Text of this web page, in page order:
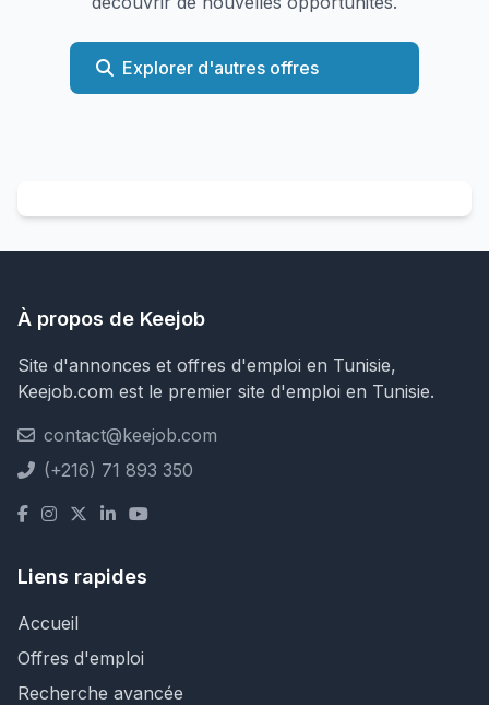
Explorer d'autres offres
À propos de Keejob
Site d'annonces et offres d'emploi en Tunisie,
Keejob.com est le premier site d'emploi en Tunisie.
contact@keejob.com
(+216) 71 893 350
Liens rapides
Accueil
Offres d'emploi
Recherche avancée